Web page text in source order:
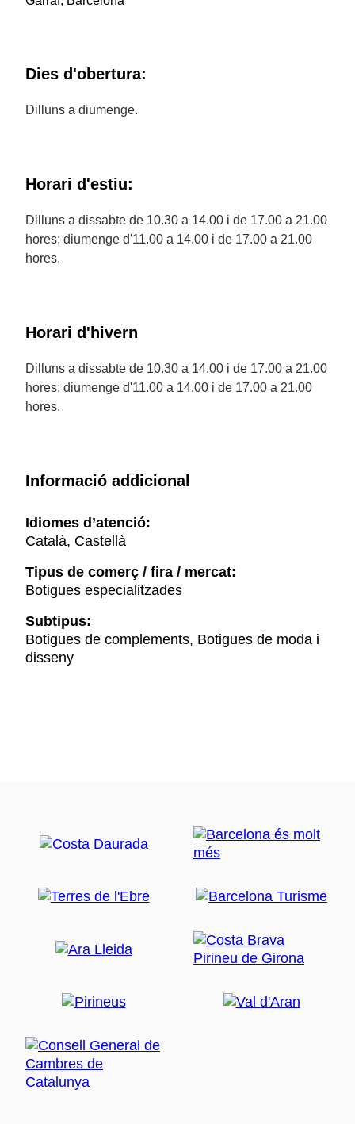
Dies d'obertura:
Dilluns a diumenge.
Horari d'estiu:
Dilluns a dissabte de 10.30 a 14.00 i de 17.00 a 21.00
hores; diumenge d'11.00 a 14.00 i de 17.00 a 21.00
hores.
Horari d'hivern
Dilluns a dissabte de 10.30 a 14.00 i de 17.00 a 21.00
hores; diumenge d'11.00 a 14.00 i de 17.00 a 21.00
hores.
Informació addicional
Idiomes d’atenció:
Català, Castellà
Tipus de comerç / fira / mercat:
Botigues especialitzades
Subtipus:
Botigues de complements, Botigues de moda i
disseny